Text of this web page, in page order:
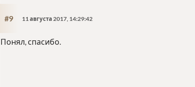
#9 11 августа 2017, 14:29:42
Понял, спасибо.